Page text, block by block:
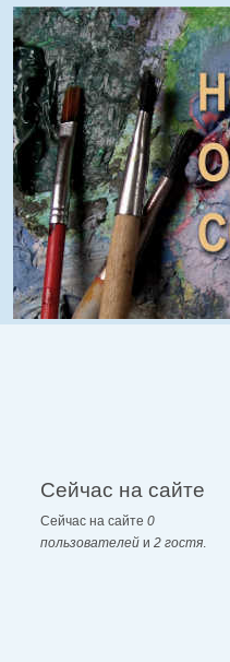
Сейчас на сайте
Сейчас на сайте 0
пользователей и 2 гостя.